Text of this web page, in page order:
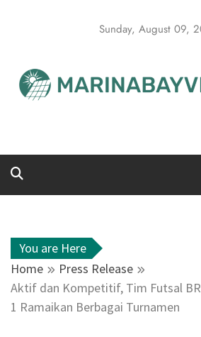
Sunday, August 09,
You are Here
Home
Press Release
Aktif dan Kompetitif, Tim Futsal
1 Ramaikan Berbagai Turnamen